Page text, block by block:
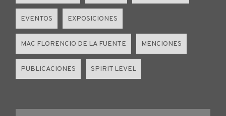
EVENTOS EXPOSICIONES
MAC FLORENCIO DE LA FUENTE MENCIONES
PUBLICACIONES SPIRIT LEVEL